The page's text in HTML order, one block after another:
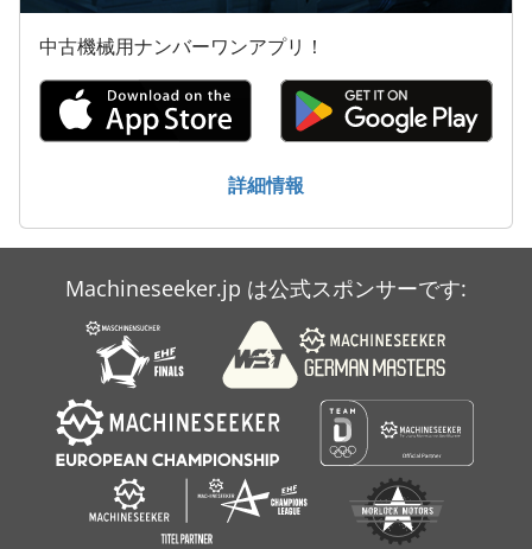
大きな トラック
洗車
産業用掃除機
中古機械用ナンバーワンアプリ！
詳細情報
Machineseeker.jp は公式スポンサーです: